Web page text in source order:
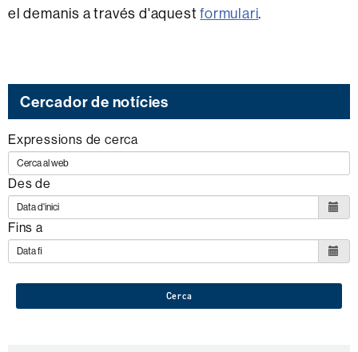
el demanis a través d'aquestformulari.
Cercador de notícies
Expressions de cerca
Des de
Fins a
Cerca